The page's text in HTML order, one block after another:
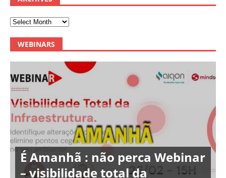
WEBINARS
É Amanhã : não perca Webinar
– visibilidade total da